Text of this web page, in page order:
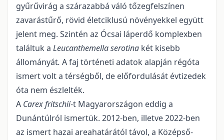
gyűrűvirág a szárazabbá váló tőzegfelszínen
zavarástűrő, rö­vid életciklusú növényekkel együtt
jelent meg. Szintén az Ócsai láperdő komplexben
találtuk a Leu­canthemella serotina két kisebb
állományát. A faj történeti adatok alapján régóta
ismert volt a térség­ből, de előfordulását évtizedek
óta nem észlelték.
A Carex fritschii-t Magyarországon eddig a
Dunántúlról ismertük. 2012-ben, illetve 2022-ben
az is­mert hazai areahatárától távol, a Középső-